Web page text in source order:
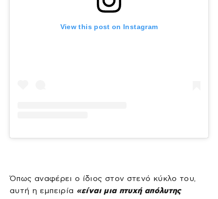
View this post on Instagram
Όπως αναφέρει ο ίδιος στον στενό κύκλο του,
αυτή η εμπειρία «είναι μια πτυχή απόλυτης